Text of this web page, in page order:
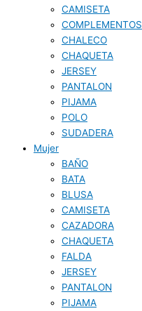
CAMISETA
COMPLEMENTOS
CHALECO
CHAQUETA
JERSEY
PANTALON
PIJAMA
POLO
SUDADERA
Mujer
BAÑO
BATA
BLUSA
CAMISETA
CAZADORA
CHAQUETA
FALDA
JERSEY
PANTALON
PIJAMA